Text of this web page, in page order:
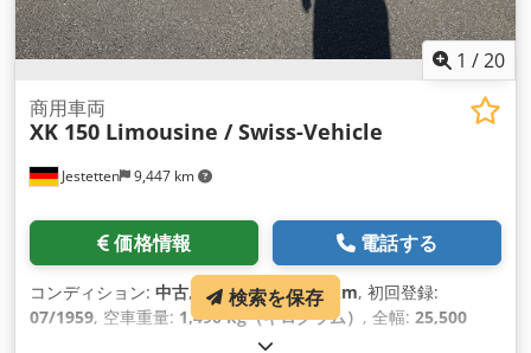
1 /20
Jestetten 9,447 km
商用車両
XK 150 Limousine / Swiss-Vehicle
価格情報 電話する
コンディション: 中古, 走行距離:23,765 km, 初回登録:
07/1959, 空車重量: 1,490 kg（キログラム） , 全幅: 25,500
, 燃料の種類:
検索を保存